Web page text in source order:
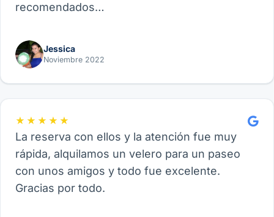
recomendados…
Jessica
Noviembre 2022
★★★★★
La reserva con ellos y la atención fue muy
rápida, alquilamos un velero para un paseo
con unos amigos y todo fue excelente.
Gracias por todo.